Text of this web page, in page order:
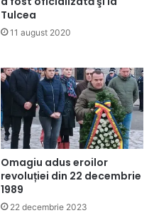
Tulcea
11 august 2020
Omagiu adus eroilor
revoluției din 22 decembrie
1989
22 decembrie 2023